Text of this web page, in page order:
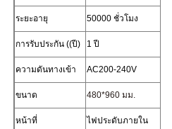
ทุกกรณี
ขอทุน
หน้าจอตาข่าย LED
ระยะอายุ 50000 ชั่วโมง
การรับประกัน ((ปี) 1 ปี
ความดันทางเข้า AC200-240V
ขนาด 480*960 มม.
หน้าที่ ไฟประดับภายใน